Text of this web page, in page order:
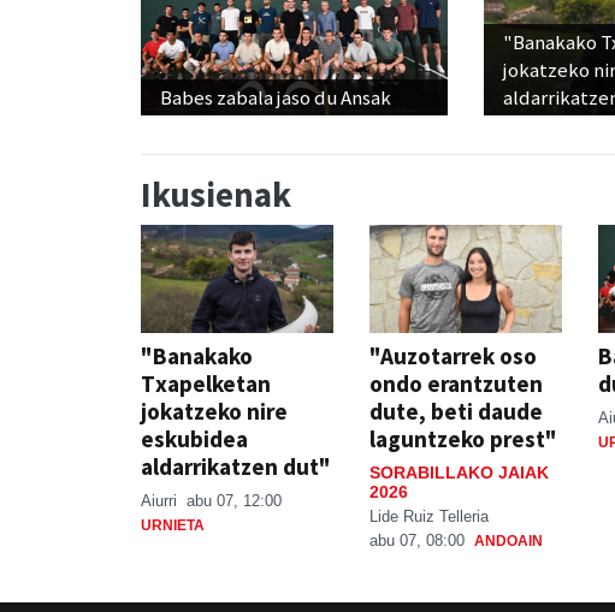
Babes zabala jaso du Ansak
"Banakako
jokatzeko
Ikusienak
"Banakako
Txapelketan
jokatzeko nire
eskubidea
aldarrikatzen dut"
Aiurri abu 07, 12:00
URNIETA
"Auzotarrek oso
ondo erantzuten
dute, beti daude
laguntzeko prest"
SORABILLAKO JAIAK
2026
Lide Ruiz Telleria
abu 07, 08:00 ANDOAIN